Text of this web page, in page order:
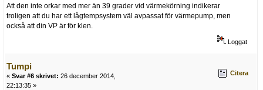
Att den inte orkar med mer än 39 grader vid värmekörning indikerar
troligen att du har ett lågtempsystem väl avpassat för värmepump, men
också att din VP är för klen.
Loggat
Tumpi
« Svar #6 skrivet: 26 december 2014,
22:13:35 »
Citera